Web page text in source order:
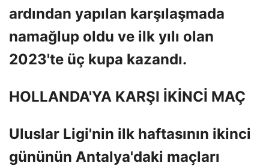
ardından yapılan karşılaşmada
namağlup oldu ve ilk yılı olan
2023'te üç kupa kazandı.
HOLLANDA'YA KARŞI İKİNCİ MAÇ
Uluslar Ligi'nin ilk haftasının ikinci
gününün Antalya'daki maçları